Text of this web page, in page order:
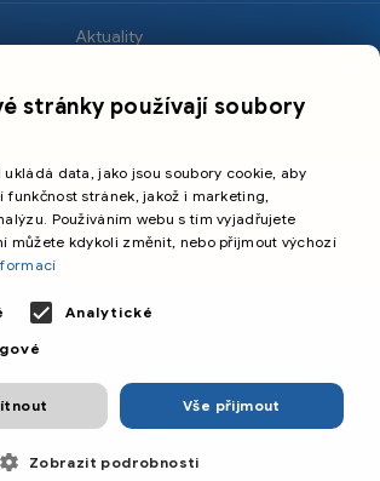
Aktuality
Sport
Cestování
©️
Primetime Media s.r.o.
stránky používají soubory
ukládá data, jako jsou soubory cookie, aby
funkčnost stránek, jakož i marketing,
Používáním webu s tím vyjadřujete
můžete kdykoli změnit, nebo přijmout výchozí
Analytické
Vše přijmout
Zobrazit podrobnosti